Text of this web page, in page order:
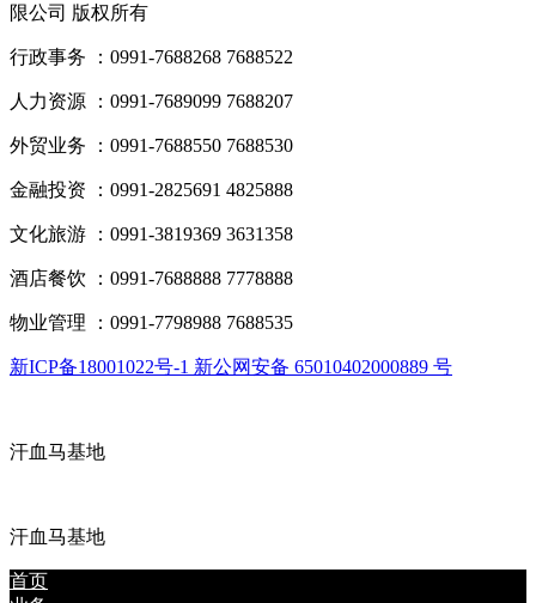
限公司 版权所有
行政事务 ：0991-7688268 7688522
人力资源 ：0991-7689099 7688207
外贸业务 ：0991-7688550 7688530
金融投资 ：0991-2825691 4825888
文化旅游 ：0991-3819369 3631358
酒店餐饮 ：0991-7688888 7778888
物业管理 ：0991-7798988 7688535
新ICP备18001022号-1 新公网安备 65010402000889 号
汗血马基地
汗血马基地
首页